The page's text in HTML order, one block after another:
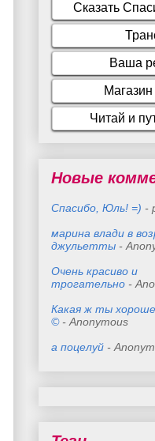
Новые
Спасибо, Юль! =) -
марина влади в
джульетты -
Очень красиво и
трогательно -
Какая ж ты
©- Anonymous
а поцелуй -